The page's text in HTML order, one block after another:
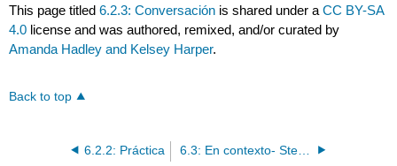
This page titled6.2.3: Conversación is shared under aCC BY-SA
4.0 license and was authored, remixed, and/or curated by
Amanda Hadley and Kelsey Harper.
Back to top
6.2.2: Práctica 6.3: En contexto- Stem Changing Verbs (o-ue, u-ue)